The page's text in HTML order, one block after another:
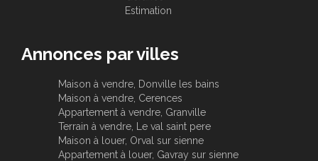
Estimation
Annonces par villes
Maison à vendre, Donville les bains
Maison à vendre, Cerences
Appartement à vendre, Granville
Terrain à vendre, Le val saint pere
Maison à louer, Orval sur sienne
Appartement à louer, Gavray sur sienne